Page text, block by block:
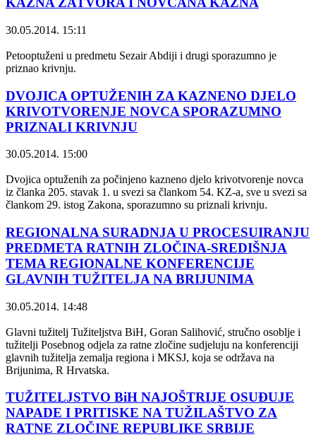
30.05.2014. 15:11
Petooptuženi u predmetu Sezair Abdiji i drugi sporazumno je
priznao krivnju.
DVOJICA OPTUŽENIH ZA KAZNENO DJELO
KRIVOTVORENJE NOVCA SPORAZUMNO
PRIZNALI KRIVNJU
30.05.2014. 15:00
Dvojica optuženih za počinjeno kazneno djelo krivotvorenje novca
iz članka 205. stavak 1. u svezi sa člankom 54. KZ-a, sve u svezi sa
člankom 29. istog Zakona, sporazumno su priznali krivnju.
REGIONALNA SURADNJA U PROCESUIRANJU
PREDMETA RATNIH ZLOČINA-SREDIŠNJA
TEMA REGIONALNE KONFERENCIJE
GLAVNIH TUŽITELJA NA BRIJUNIMA
30.05.2014. 14:48
Glavni tužitelj Tužiteljstva BiH, Goran Salihović, stručno osoblje i
tužitelji Posebnog odjela za ratne zločine sudjeluju na konferenciji
glavnih tužitelja zemalja regiona i MKSJ, koja se održava na
Brijunima, R Hrvatska.
TUŽITELJSTVO BiH NAJOŠTRIJE OSUĐUJE
NAPADE I PRITISKE NA TUŽILAŠTVO ZA
RATNE ZLOČINE REPUBLIKE SRBIJE